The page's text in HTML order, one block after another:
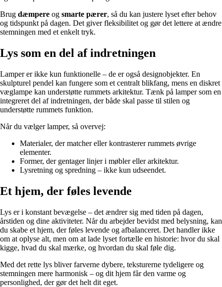
Brug dæmpere og smarte pærer, så du kan justere lyset efter behov
og tidspunkt på dagen. Det giver fleksibilitet og gør det lettere at ændre
stemningen med et enkelt tryk.
Lys som en del af indretningen
Lamper er ikke kun funktionelle – de er også designobjekter. En
skulpturel pendel kan fungere som et centralt blikfang, mens en diskret
væglampe kan understøtte rummets arkitektur. Tænk på lamper som en
integreret del af indretningen, der både skal passe til stilen og
understøtte rummets funktion.
Når du vælger lamper, så overvej:
Materialer, der matcher eller kontrasterer rummets øvrige
elementer.
Former, der gentager linjer i møbler eller arkitektur.
Lysretning og spredning – ikke kun udseendet.
Et hjem, der føles levende
Lys er i konstant bevægelse – det ændrer sig med tiden på dagen,
årstiden og dine aktiviteter. Når du arbejder bevidst med belysning, kan
du skabe et hjem, der føles levende og afbalanceret. Det handler ikke
om at oplyse alt, men om at lade lyset fortælle en historie: hvor du skal
kigge, hvad du skal mærke, og hvordan du skal føle dig.
Med det rette lys bliver farverne dybere, teksturerne tydeligere og
stemningen mere harmonisk – og dit hjem får den varme og
personlighed, der gør det helt dit eget.